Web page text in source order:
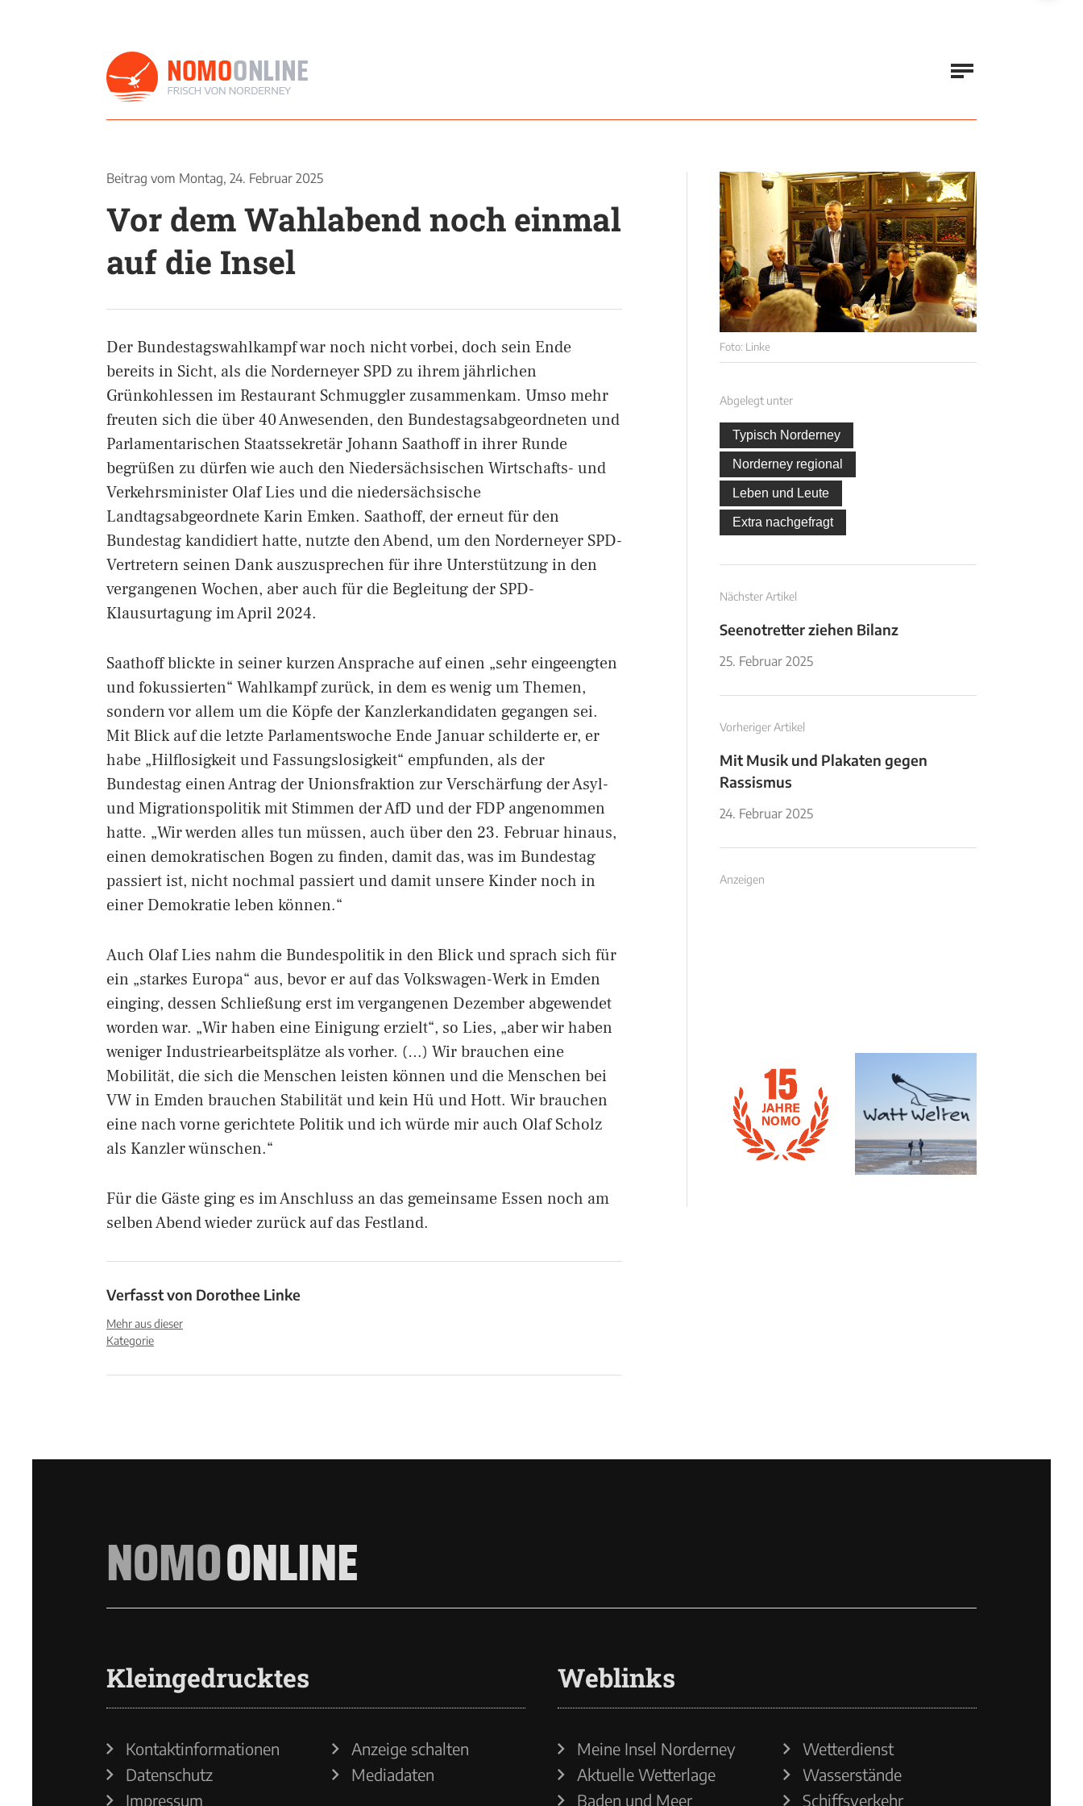
Foto: Linke
Beitrag vom Montag, 24. Februar 2025
Vor dem Wahlabend noch einmal
auf die Insel
Der Bundestagswahlkampf war noch nicht vorbei, doch sein Ende
bereits in Sicht, als die Norderneyer SPD zu ihrem jährlichen
Grünkohlessen im Restaurant Schmuggler zusammenkam. Umso mehr
freuten sich die über 40 Anwesenden, den Bundestagsabgeordneten und
Parlamentarischen Staatssekretär Johann Saathoff in ihrer Runde
begrüßen zu dürfen wie auch den Niedersächsischen Wirtschafts- und
Verkehrsminister Olaf Lies und die niedersächsische
Landtagsabgeordnete Karin Emken. Saathoff, der erneut für den
Bundestag kandidiert hatte, nutzte den Abend, um den Norderneyer SPD-
Vertretern seinen Dank auszusprechen für ihre Unterstützung in den
vergangenen Wochen, aber auch für die Begleitung der SPD-
Klausurtagung im April 2024.
Saathoff blickte in seiner kurzen Ansprache auf einen „sehr eingeengten
und fokussierten“ Wahlkampf zurück, in dem es wenig um Themen,
sondern vor allem um die Köpfe der Kanzlerkandidaten gegangen sei.
Mit Blick auf die letzte Parlamentswoche Ende Januar schilderte er, er
habe „Hilflosigkeit und Fassungslosigkeit“ empfunden, als der
Bundestag einen Antrag der Unionsfraktion zur Verschärfung der Asyl-
und Migrationspolitik mit Stimmen der AfD und der FDP angenommen
hatte. „Wir werden alles tun müssen, auch über den 23. Februar hinaus,
einen demokratischen Bogen zu finden, damit das, was im Bundestag
passiert ist, nicht nochmal passiert und damit unsere Kinder noch in
einer Demokratie leben können.“
Auch Olaf Lies nahm die Bundespolitik in den Blick und sprach sich für
ein „starkes Europa“ aus, bevor er auf das Volkswagen-Werk in Emden
einging, dessen Schließung erst im vergangenen Dezember abgewendet
worden war. „Wir haben eine Einigung erzielt“, so Lies, „aber wir haben
weniger Industriearbeitsplätze als vorher. (…) Wir brauchen eine
Mobilität, die sich die Menschen leisten können und die Menschen bei
VW in Emden brauchen Stabilität und kein Hü und Hott. Wir brauchen
eine nach vorne gerichtete Politik und ich würde mir auch Olaf Scholz
als Kanzler wünschen.“
Für die Gäste ging es im Anschluss an das gemeinsame Essen noch am
selben Abend wieder zurück auf das Festland.
Verfasst von Dorothee Linke
Mehr aus dieser
Kategorie
Abgelegt unter
Typisch Norderney
Norderney regional
Leben und Leute
Extra nachgefragt
Nächster Artikel
Seenotretter ziehen Bilanz
25. Februar 2025
Vorheriger Artikel
Mit Musik und Plakaten gegen
Rassismus
24. Februar 2025
Anzeigen
NOMOONLINE
Kleingedrucktes
Kontaktinformationen
Datenschutz
Impressum
Anzeige schalten
Mediadaten
Weblinks
Meine Insel Norderney
Aktuelle Wetterlage
Baden und Meer
Wetterdienst
Wasserstände
Schiffsverkehr